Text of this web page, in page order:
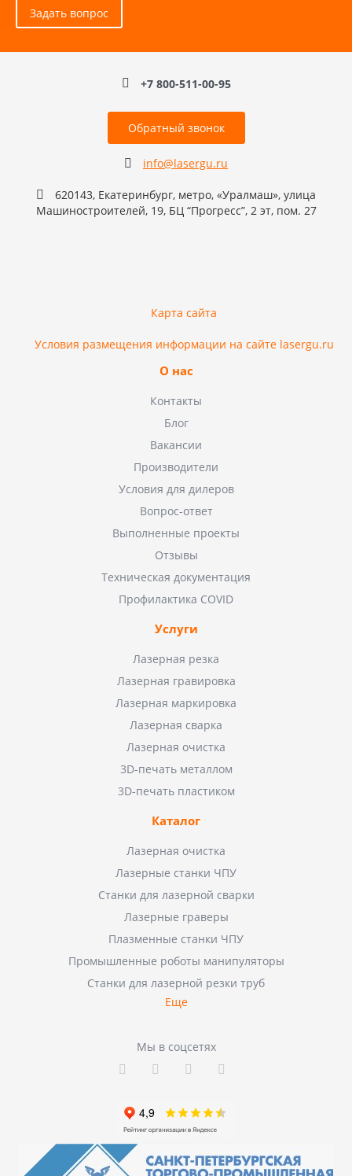
Задать вопрос
+7 800-511-00-95
Обратный звонок
info@lasergu.ru
620143, Екатеринбург, метро, «Уралмаш», улица
Машиностроителей, 19, БЦ “Прогресс”, 2 эт, пом. 27
Карта сайта
Условия размещения информации на сайте lasergu.ru
О нас
Контакты
Блог
Вакансии
Производители
Условия для дилеров
Вопрос-ответ
Выполненные проекты
Отзывы
Техническая документация
Профилактика COVID
Услуги
Лазерная резка
Лазерная гравировка
Лазерная маркировка
Лазерная сварка
Лазерная очистка
3D-печать металлом
3D-печать пластиком
Каталог
Лазерная очистка
Лазерные станки ЧПУ
Станки для лазерной сварки
Лазерные граверы
Плазменные станки ЧПУ
Промышленные роботы манипуляторы
Станки для лазерной резки труб
Еще
Мы в соцсетях